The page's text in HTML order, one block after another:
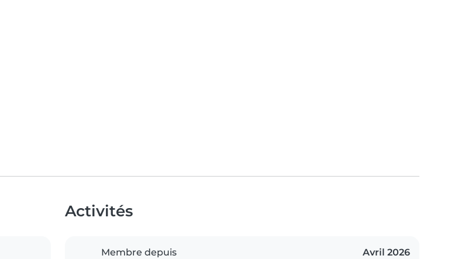
Activités
Membre depuis Avril 2026